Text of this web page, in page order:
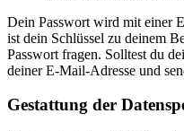
Dein Passwort wird mit einer
ist dein Schlüssel zu deinem
Passwort fragen. Solltest du
deiner E-Mail-Adresse und
Gestattung der